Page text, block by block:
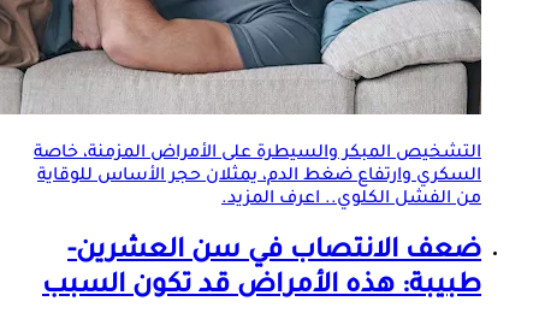
التشخيص المبكر والسيطرة علىالأمراض المزمنة، خاصة
السكري وارتفاع ضغط الدم، يمثلان حجر الأساس للوقاية
من الفشل الكلوي.. اعرف المزيد.
ضعف الانتصاب في سن العشرين-
طبيبة: هذه الأمراض قد تكون السبب